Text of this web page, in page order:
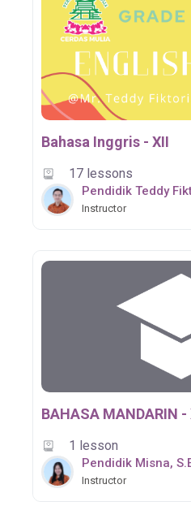
Bahasa Inggris - XII
17 lessons
Pendidik Teddy
Instructor
BAHASA MANDARIN -
1 lesson
Pendidik Misna,
Instructor